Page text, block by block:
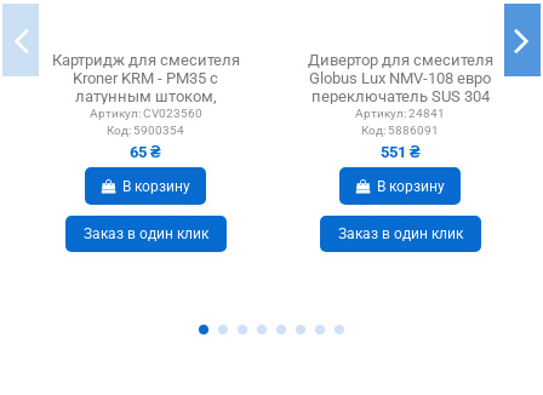
Картридж для смесителя
Kroner KRM - PM35 с
латунным штоком,
короткий
Артикул: CV023560
Код: 5900354
65 ₴
В корзину
Заказ в один клик
Дивертор для смесителя
Globus Lux NMV-108 евро
переключатель SUS 304
Артикул:24841
Код: 5886091
551 ₴
В корзину
Заказ в один клик